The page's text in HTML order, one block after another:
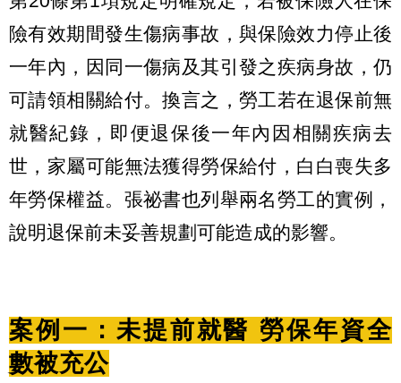
險有效期間發生傷病事故，與保險效力停止後
一年內，因同一傷病及其引發之疾病身故，仍
可請領相關給付。換言之，勞工若在退保前無
就醫紀錄，即便退保後一年內因相關疾病去
世，家屬可能無法獲得勞保給付，白白喪失多
年勞保權益。張祕書也列舉兩名勞工的實例，
說明退保前未妥善規劃可能造成的影響。
案例一：未提前就醫 勞保年資全
數被充公